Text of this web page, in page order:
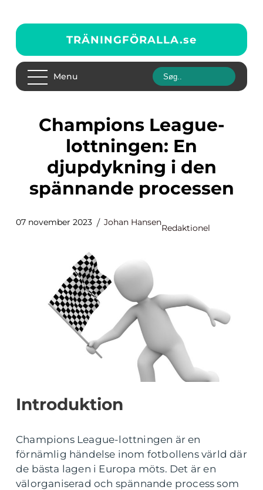
TRÄNINGFÖRALLA.se
Menu
Champions League-
lottningen: En
djupdykning i den
spännande processen
07 november 2023 Johan Hansen
Redaktionel
Introduktion
Champions League-lottningen är en
förnämlig händelse inom fotbollens värld där
de bästa lagen i Europa möts. Det är en
välorganiserad och spännande process som